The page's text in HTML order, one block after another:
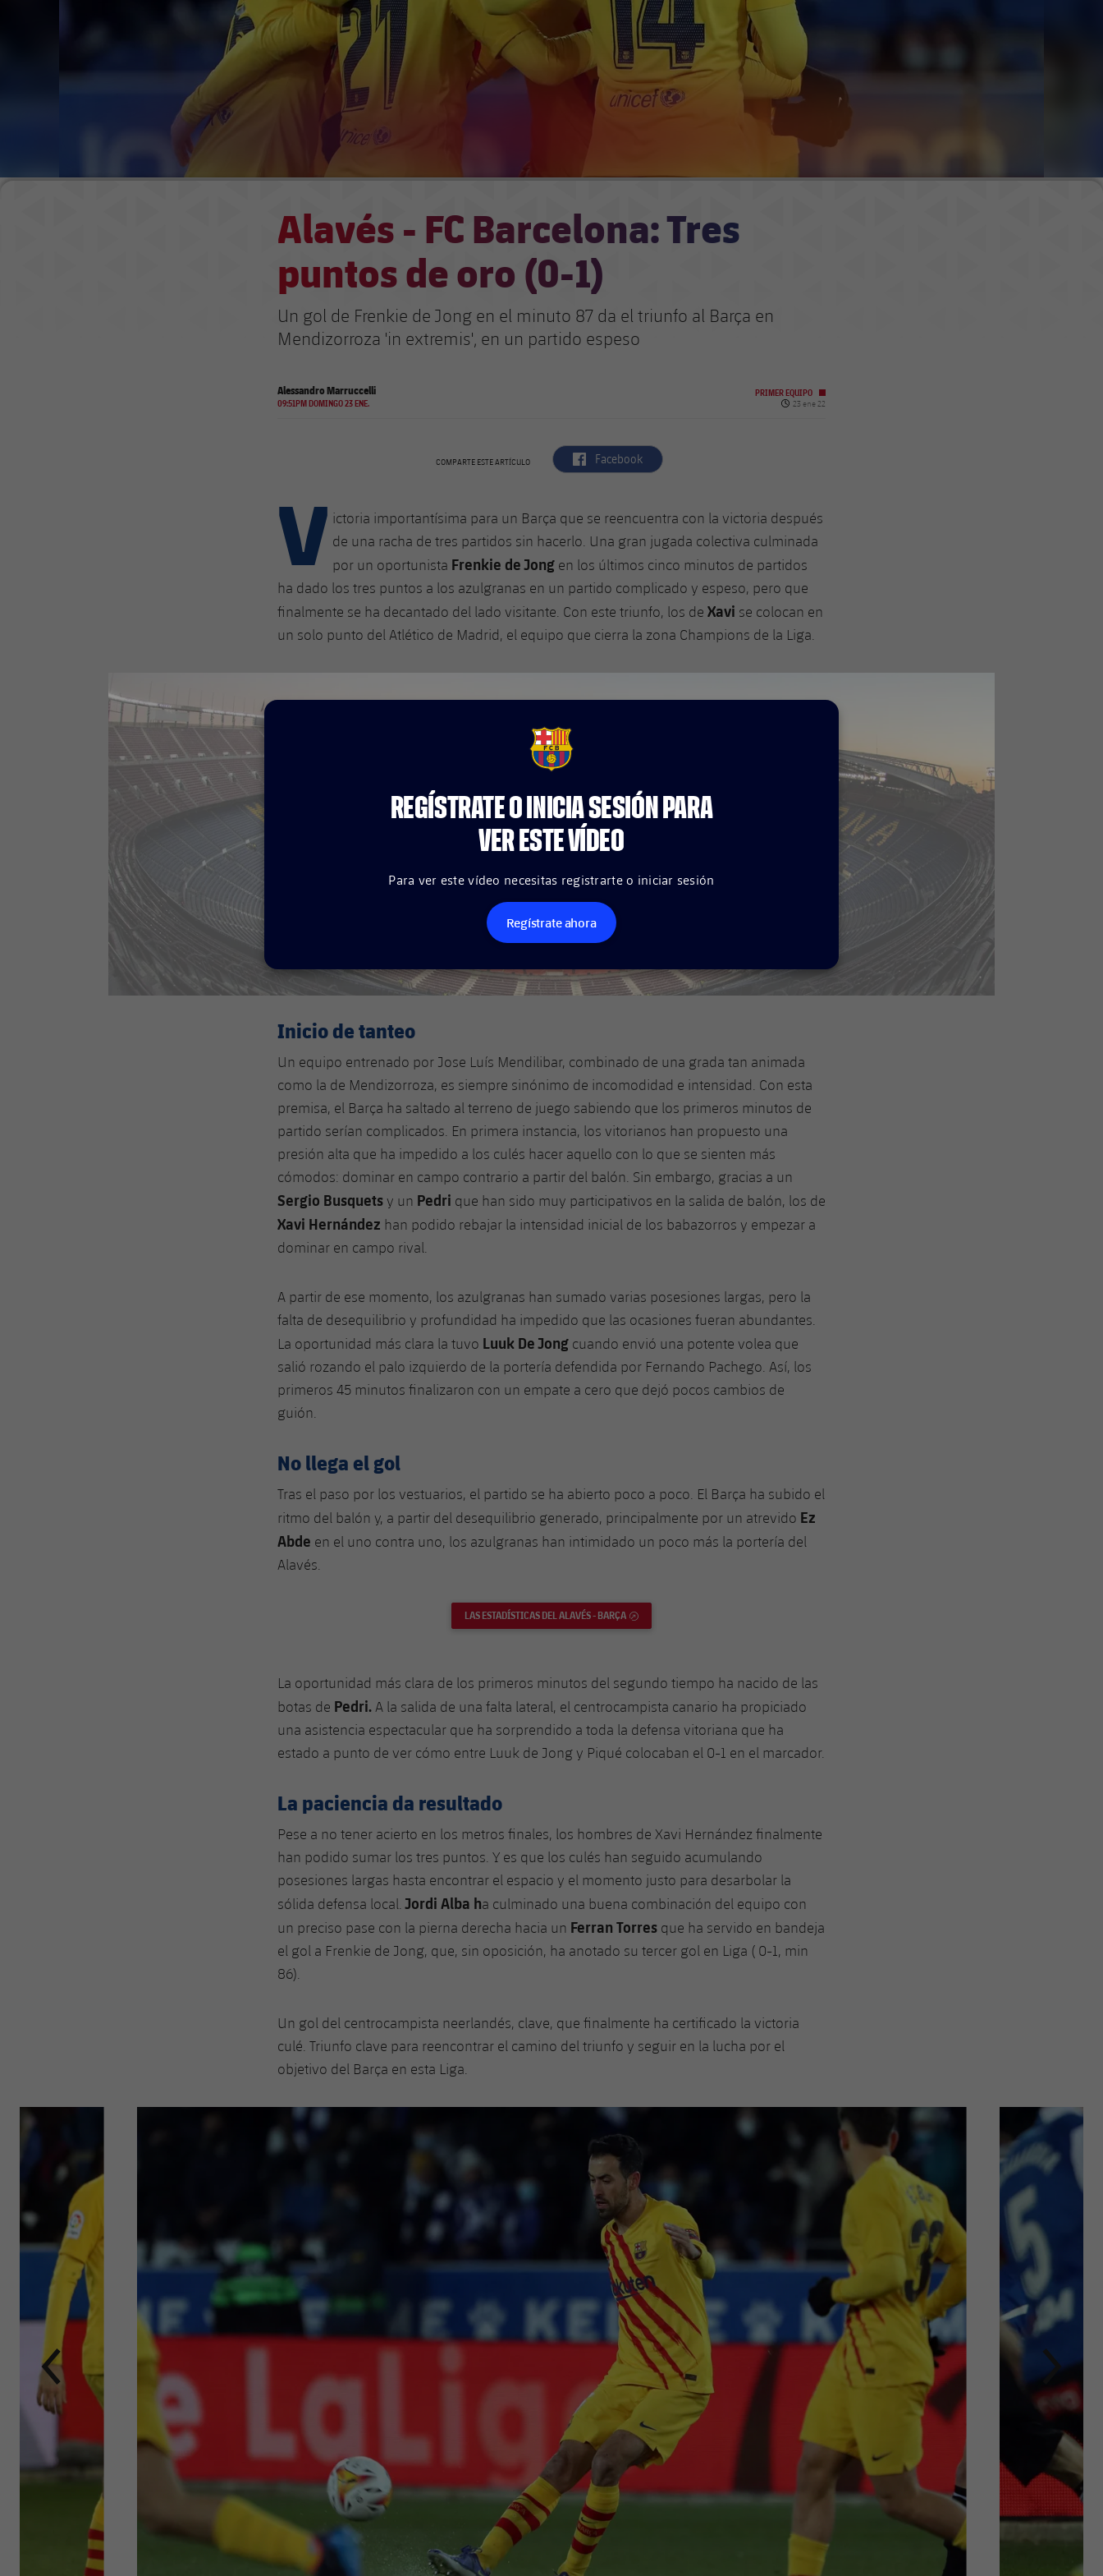
Alavés - FC Barcelona: Tres
puntos de oro (0-1)
Un gol de Frenkie de Jong en el minuto 87 da el triunfo al Barça en
Mendizorroza 'in extremis', en un partido espeso
Alessandro Marruccelli
09:51PM DOMINGO 23 ENE.
PRIMER EQUIPO
Fecha de publicación
23 ene 22
COMPARTE ESTE ARTÍCULO label.aria.facebook
Facebook
V ictoria importantísima para un Barça que se reencuentra con la victoria después
de una racha de tres partidos sin hacerlo. Una gran jugada colectiva culminada
por un oportunista Frenkie de Jong en los últimos cinco minutos de partidos
ha dado los tres puntos a los azulgranas en un partido complicado y espeso, pero que
finalmente se ha decantado del lado visitante. Con este triunfo, los de Xavi se colocan en
un solo punto del Atlético de Madrid, el equipo que cierra la zona Champions de la Liga.
FCB Barcelona badge
REGÍSTRATE O INICIA SESIÓN PARA
VER ESTE VÍDEO
Para ver este vídeo necesitas registrarte o iniciar sesión
Regístrate ahora
Inicio de tanteo
Un equipo entrenado por Jose Luís Mendilibar, combinado de una grada tan animada
como la de Mendizorroza, es siempre sinónimo de incomodidad e intensidad. Con esta
premisa, el Barça ha saltado al terreno de juego sabiendo que los primeros minutos de
partido serían complicados. En primera instancia, los vitorianos han propuesto una
presión alta que ha impedido a los culés hacer aquello con lo que se sienten más
cómodos: dominar en campo contrario a partir del balón. Sin embargo, gracias a un
Sergio Busquetsy un Pedri que han sido muy participativos en la salida de balón, los de
Xavi Hernández han podido rebajar la intensidad inicial de los babazorros y empezar a
dominar en campo rival.
A partir de ese momento, los azulgranas han sumado varias posesiones largas, pero la
falta de desequilibrio y profundidad ha impedido que las ocasiones fueran abundantes.
La oportunidad más clara la tuvo Luuk De Jong cuando envió una potente volea que
salió rozando el palo izquierdo de la portería defendida por Fernando Pachego. Así, los
primeros 45 minutos finalizaron con un empate a cero que dejó pocos cambios de
guión.
No llega el gol
Tras el paso por los vestuarios, el partido se ha abierto poco a poco. El Barça ha subido el
ritmo del balón y, a partir del desequilibrio generado, principalmente por un atrevido Ez
Abde en el uno contra uno, los azulgranas han intimidado un poco más la portería del
Alavés.
LAS ESTADÍSTICAS DEL ALAVÉS - BARÇA
La oportunidad más clara de los primeros minutos del segundo tiempo ha nacido de las
botas de Pedri.A la salida de una falta lateral, el centrocampista canario ha propiciado
una asistencia espectacular que ha sorprendido a toda la defensa vitoriana que ha
estado a punto de ver cómo entre Luuk de Jong y Piqué colocaban el 0-1 en el marcador.
La paciencia da resultado
Pese a no tener acierto en los metros finales, los hombres de Xavi Hernández finalmente
han podido sumar los tres puntos. Y es que los culés han seguido acumulando
posesiones largas hasta encontrar el espacio y el momento justo para desarbolar la
sólida defensa local.Jordi Alba ha culminado una buena combinación del equipo con
un preciso pase con la pierna derecha hacia un Ferran Torres que ha servido en bandeja
el gol a Frenkie de Jong, que, sin oposición, ha anotado su tercer gol en Liga ( 0-1, min
86).
Un gol del centrocampista neerlandés, clave, que finalmente ha certificado la victoria
culé. Triunfo clave para reencontrar el camino del triunfo y seguir en la lucha por el
objetivo del Barça en esta Liga.
Anterior
label.aria.chevronleft Siguiente